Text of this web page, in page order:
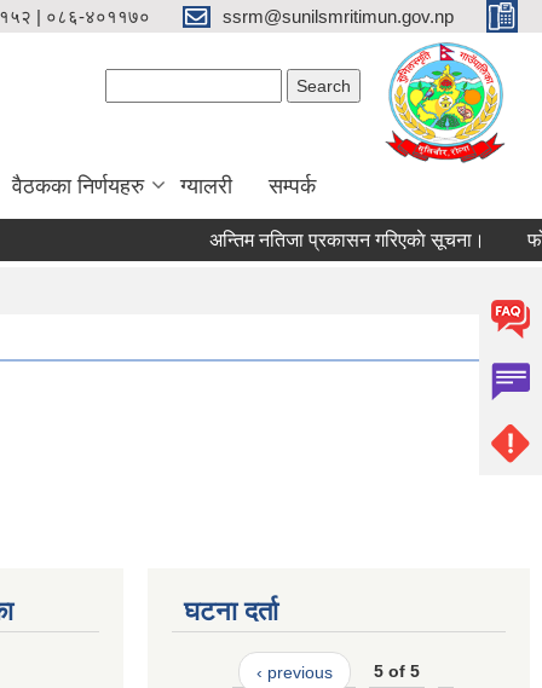
| ०८६-४०११७० ssrm@sunilsmritimun.gov.np
वैठकका निर्णयहरु ग्यालरी सम्पर्क
अन्तिम नतिजा प्रकासन गरिएकाे सूचना।
घटना दर्ता
‹ previous 5 of 5